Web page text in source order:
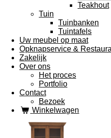
Teakhout
Tuin
Tuinbanken
Tuintafels
Uw meubel op maat
Opknapservice &
Zakelijk
Over ons
Het proces
Portfolio
Contact
Bezoek
Winkelwagen